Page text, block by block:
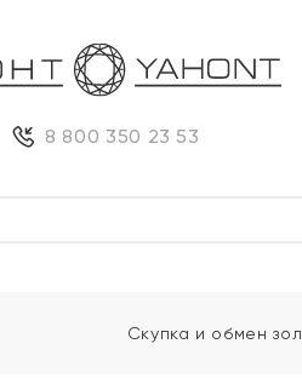
8 800 350 23 53
Скупка и обмен